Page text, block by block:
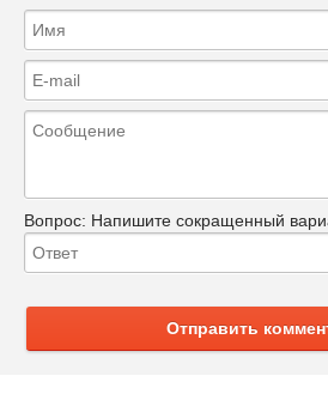
Вопрос: Напишите сокращенный
Отправить